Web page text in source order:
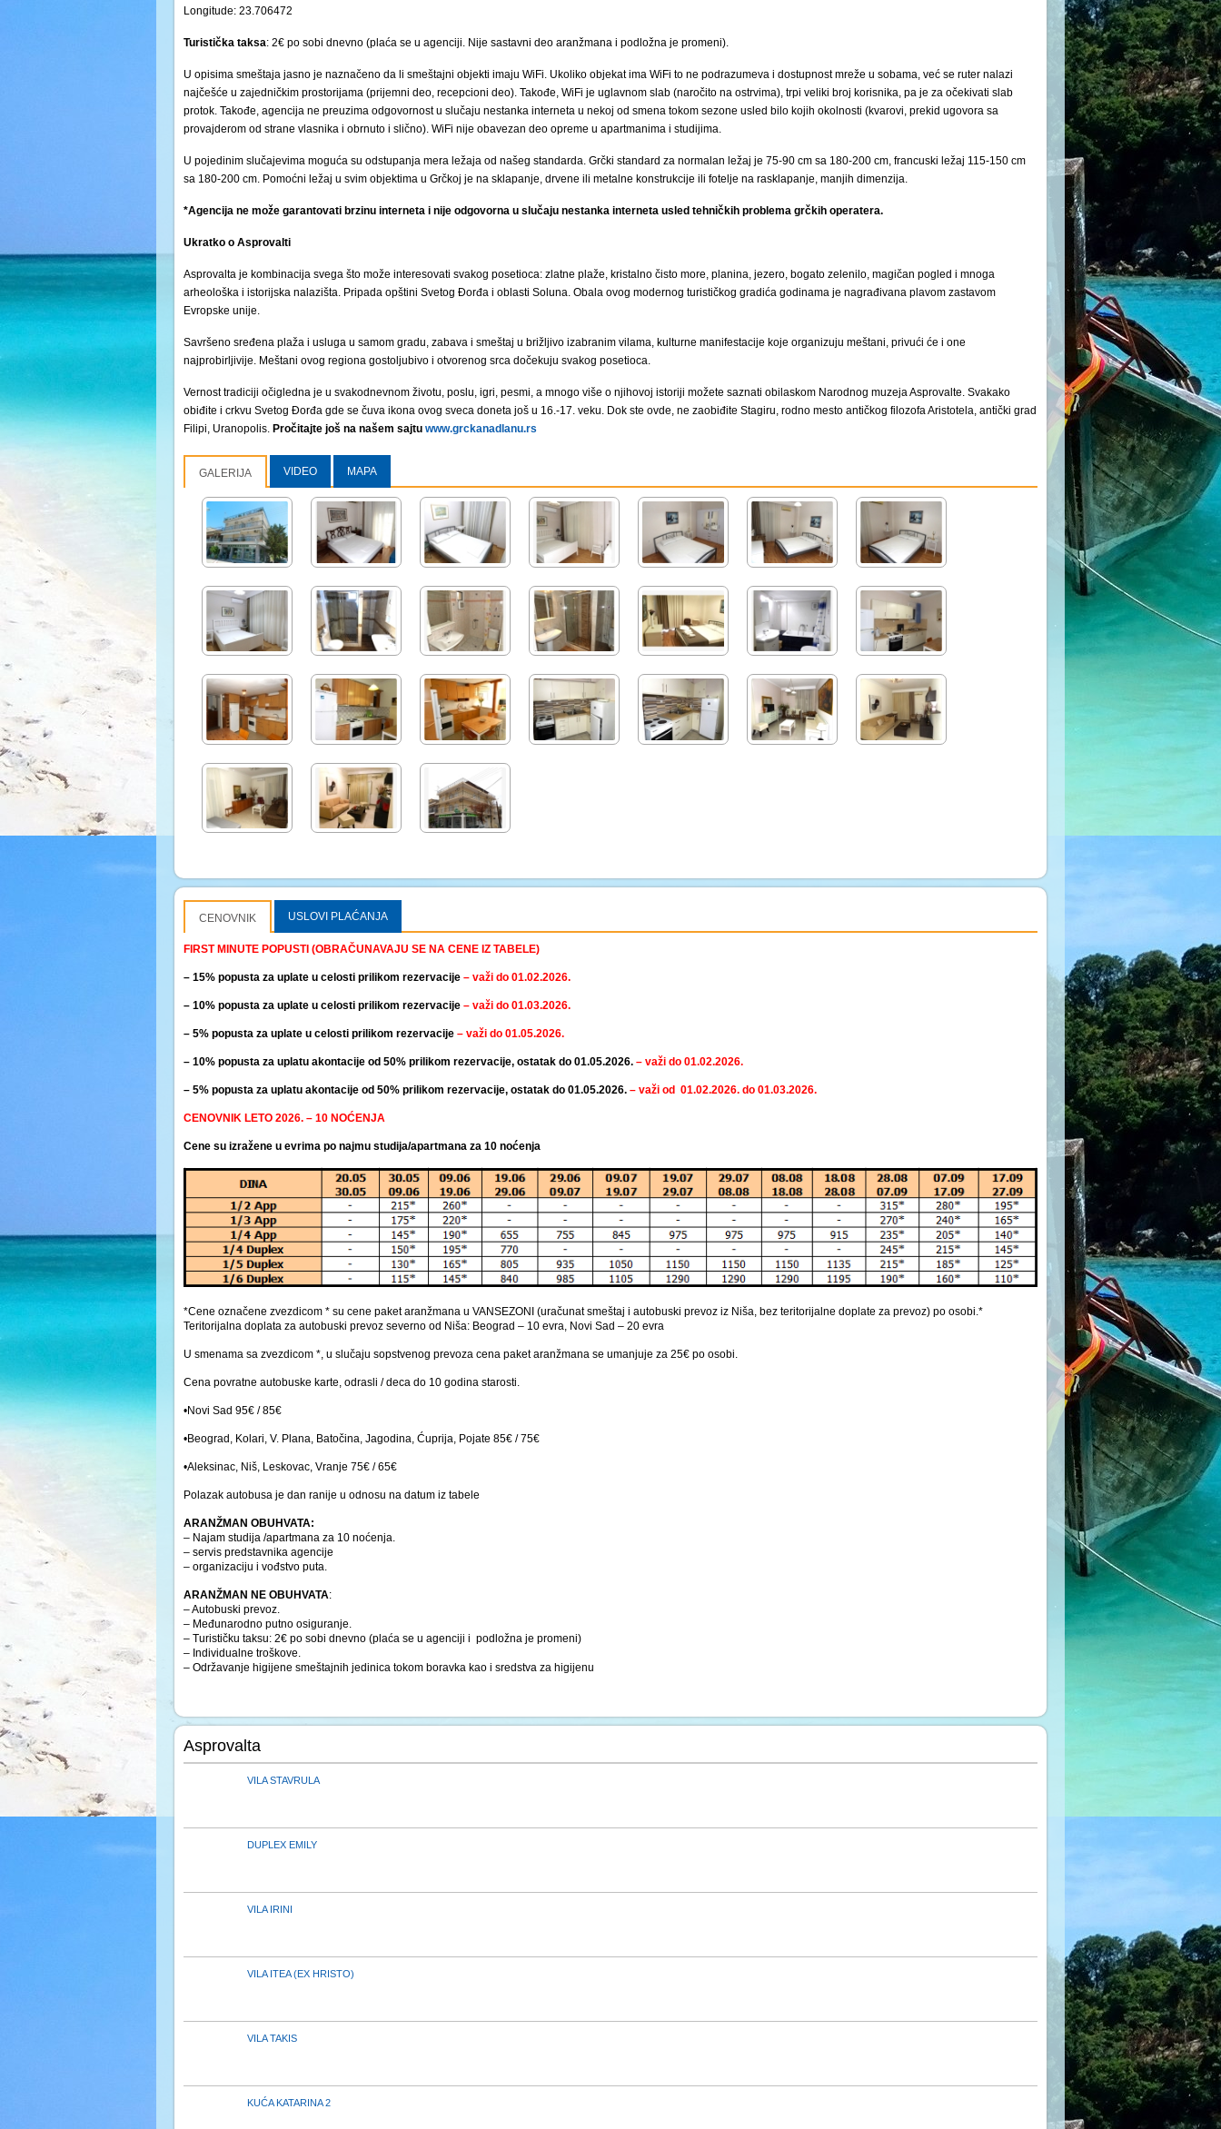
Longitude: 23.706472
Turistička taksa: 2€ po sobi dnevno (plaća se u agenciji. Nije sastavni deo aranžmana i podložna je promeni).
U opisima smeštaja jasno je naznačeno da li smeštajni objekti imaju WiFi. Ukoliko objekat ima WiFi to ne podrazumeva i dostupnost mreže u sobama, već se ruter nalazi
najčešće u zajedničkim prostorijama (prijemni deo, recepcioni deo). Takođe, WiFi je uglavnom slab (naročito na ostrvima), trpi veliki broj korisnika, pa je za očekivati slab
protok. Takođe, agencija ne preuzima odgovornost u slučaju nestanka interneta u nekoj od smena tokom sezone usled bilo kojih okolnosti (kvarovi, prekid ugovora sa
provajderom od strane vlasnika i obrnuto i slično). WiFi nije obavezan deo opreme u apartmanima i studijima.
U pojedinim slučajevima moguća su odstupanja mera ležaja od našeg standarda. Grčki standard za normalan ležaj je 75-90 cm sa 180-200 cm, francuski ležaj 115-150 cm
sa 180-200 cm. Pomoćni ležaj u svim objektima u Grčkoj je na sklapanje, drvene ili metalne konstrukcije ili fotelje na rasklapanje, manjih dimenzija.
*Agencija ne može garantovati brzinu interneta i nije odgovorna u slučaju nestanka interneta usled tehničkih problema grčkih operatera.
Ukratko o Asprovalti
Asprovalta je kombinacija svega što može interesovati svakog posetioca: zlatne plaže, kristalno čisto more, planina, jezero, bogato zelenilo, magičan pogled i mnoga
arheološka i istorijska nalazišta. Pripada opštini Svetog Đorđa i oblasti Soluna. Obala ovog modernog turističkog gradića godinama je nagrađivana plavom zastavom
Evropske unije.
Savršeno sređena plaža i usluga u samom gradu, zabava i smeštaj u brižljivo izabranim vilama, kulturne manifestacije koje organizuju meštani, privući će i one
najprobirljivije. Meštani ovog regiona gostoljubivo i otvorenog srca dočekuju svakog posetioca.
Vernost tradiciji očigledna je u svakodnevnom životu, poslu, igri, pesmi, a mnogo više o njihovoj istoriji možete saznati obilaskom Narodnog muzeja Asprovalte. Svakako
obiđite i crkvu Svetog Đorđa gde se čuva ikona ovog sveca doneta još u 16.-17. veku. Dok ste ovde, ne zaobiđite Stagiru, rodno mesto antičkog filozofa Aristotela, antički grad
Filipi, Uranopolis. Pročitajte još na našem sajtu www.grckanadlanu.rs
GALERIJA VIDEO MAPA
CENOVNIK USLOVI PLAĆANJA
FIRST MINUTE POPUSTI (OBRAČUNAVAJU SE NA CENE IZ TABELE)
– 15% popusta za uplate u celosti prilikom rezervacije – važi do 01.02.2026.
– 10% popusta za uplate u celosti prilikom rezervacije – važi do 01.03.2026.
– 5% popusta za uplate u celosti prilikom rezervacije – važi do 01.05.2026.
– 10% popusta za uplatu akontacije od 50% prilikom rezervacije, ostatak do 01.05.2026. – važi do 01.02.2026.
– 5% popusta za uplatu akontacije od 50% prilikom rezervacije, ostatak do 01.05.2026. – važi od 01.02.2026. do 01.03.2026.
CENOVNIK LETO 2026. – 10 NOĆENJA
Cene su izražene u evrima po najmu studija/apartmana za 10 noćenja
*Cene označene zvezdicom * su cene paket aranžmana u VANSEZONI (uračunat smeštaj i autobuski prevoz iz Niša, bez teritorijalne doplate za prevoz) po osobi.*
Teritorijalna doplata za autobuski prevoz severno od Niša: Beograd – 10 evra, Novi Sad – 20 evra
U smenama sa zvezdicom *, u slučaju sopstvenog prevoza cena paket aranžmana se umanjuje za 25€ po osobi.
Cena povratne autobuske karte, odrasli / deca do 10 godina starosti.
•Novi Sad 95€ / 85€
•Beograd, Kolari, V. Plana, Batočina, Jagodina, Ćuprija, Pojate 85€ / 75€
•Aleksinac, Niš, Leskovac, Vranje 75€ / 65€
Polazak autobusa je dan ranije u odnosu na datum iz tabele
ARANŽMAN OBUHVATA:
– Najam studija /apartmana za 10 noćenja.
– servis predstavnika agencije
– organizaciju i vođstvo puta.
ARANŽMAN NE OBUHVATA:
– Autobuski prevoz.
– Međunarodno putno osiguranje.
– Turističku taksu: 2€ po sobi dnevno (plaća se u agenciji i podložna je promeni)
– Individualne troškove.
– Održavanje higijene smeštajnih jedinica tokom boravka kao i sredstva za higijenu
Asprovalta
VILA STAVRULA
DUPLEX EMILY
VILA IRINI
VILA ITEA (EX HRISTO)
VILA TAKIS
KUĆA KATARINA 2